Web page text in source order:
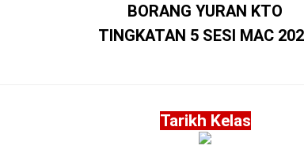
BORANG YURAN KTO
TINGKATAN 5 SESI MAC
Tarikh Kelas